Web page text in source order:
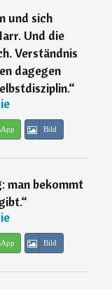
und sich
Und die
Verständnis
dagegen
“
Bild
man bekommt
“
Bild